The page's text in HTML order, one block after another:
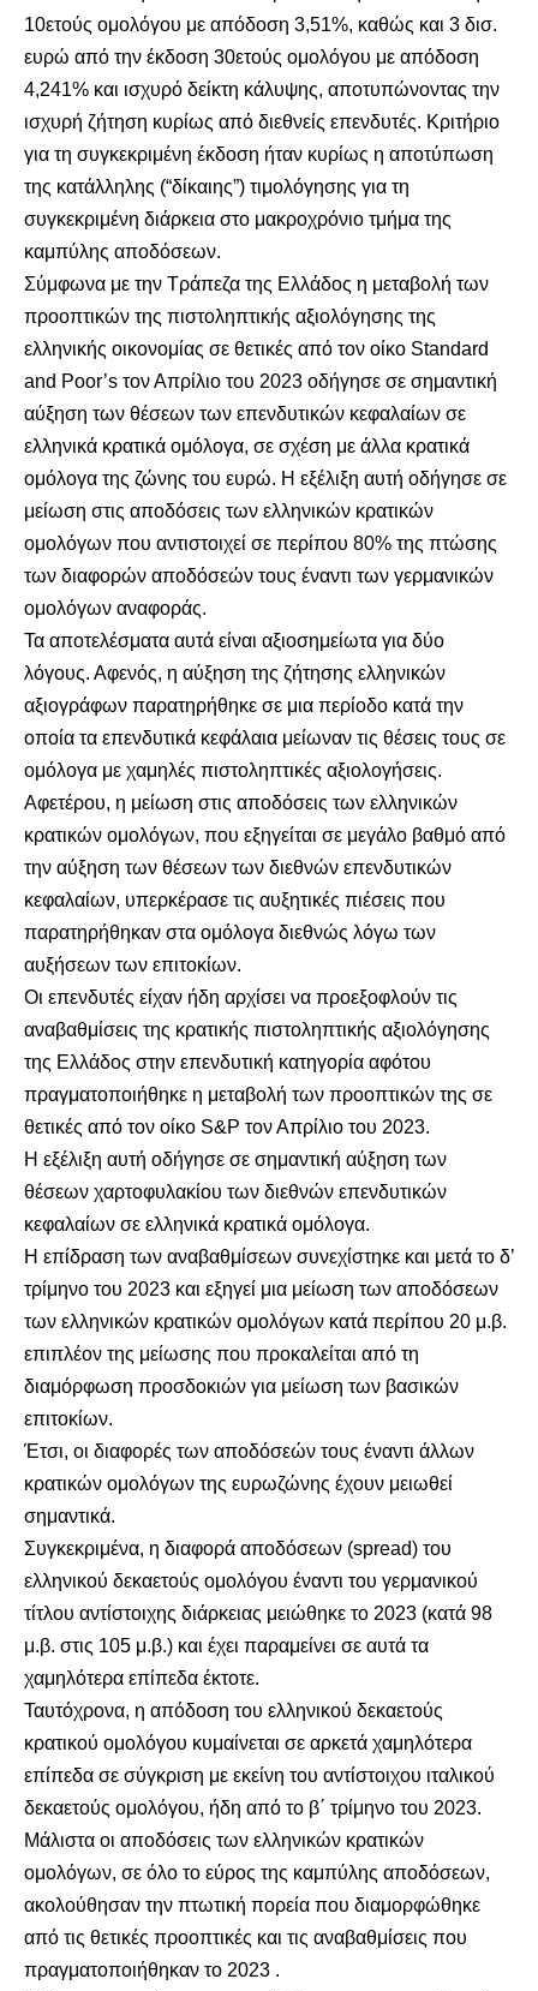
10ετούς ομολόγου με απόδοση 3,51%, καθώς και 3 δισ.
ευρώ από την έκδοση 30ετούς ομολόγου με απόδοση
4,241% και ισχυρό δείκτη κάλυψης, αποτυπώνοντας την
ισχυρή ζήτηση κυρίως από διεθνείς επενδυτές. Κριτήριο
για τη συγκεκριμένη έκδοση ήταν κυρίως η αποτύπωση
της κατάλληλης (“δίκαιης”) τιμολόγησης για τη
συγκεκριμένη διάρκεια στο μακροχρόνιο τμήμα της
καμπύλης αποδόσεων.
Σύμφωνα με την Τράπεζα της Ελλάδος η μεταβολή των
προοπτικών της πιστοληπτικής αξιολόγησης της
ελληνικής οικονομίας σε θετικές από τον οίκο Standard
and Poor’s τον Απρίλιο του 2023 οδήγησε σε σημαντική
αύξηση των θέσεων των επενδυτικών κεφαλαίων σε
ελληνικά κρατικά ομόλογα, σε σχέση με άλλα κρατικά
ομόλογα της ζώνης του ευρώ. Η εξέλιξη αυτή οδήγησε σε
μείωση στις αποδόσεις των ελληνικών κρατικών
ομολόγων που αντιστοιχεί σε περίπου 80% της πτώσης
των διαφορών αποδόσεών τους έναντι των γερμανικών
ομολόγων αναφοράς.
Τα αποτελέσματα αυτά είναι αξιοσημείωτα για δύο
λόγους. Αφενός, η αύξηση της ζήτησης ελληνικών
αξιογράφων παρατηρήθηκε σε μια περίοδο κατά την
οποία τα επενδυτικά κεφάλαια μείωναν τις θέσεις τους σε
ομόλογα με χαμηλές πιστοληπτικές αξιολογήσεις.
Αφετέρου, η μείωση στις αποδόσεις των ελληνικών
κρατικών ομολόγων, που εξηγείται σε μεγάλο βαθμό από
την αύξηση των θέσεων των διεθνών επενδυτικών
κεφαλαίων, υπερκέρασε τις αυξητικές πιέσεις που
παρατηρήθηκαν στα ομόλογα διεθνώς λόγω των
αυξήσεων των επιτοκίων.
Οι επενδυτές είχαν ήδη αρχίσει να προεξοφλούν τις
αναβαθμίσεις της κρατικής πιστοληπτικής αξιολόγησης
της Ελλάδος στην επενδυτική κατηγορία αφότου
πραγματοποιήθηκε η μεταβολή των προοπτικών της σε
θετικές από τον οίκο S&P τον Απρίλιο του 2023.
Η εξέλιξη αυτή οδήγησε σε σημαντική αύξηση των
θέσεων χαρτοφυλακίου των διεθνών επενδυτικών
κεφαλαίων σε ελληνικά κρατικά ομόλογα.
Η επίδραση των αναβαθμίσεων συνεχίστηκε και μετά το δ’
τρίμηνο του 2023 και εξηγεί μια μείωση των αποδόσεων
των ελληνικών κρατικών ομολόγων κατά περίπου 20 μ.β.
επιπλέον της μείωσης που προκαλείται από τη
διαμόρφωση προσδοκιών για μείωση των βασικών
επιτοκίων.
Έτσι, οι διαφορές των αποδόσεών τους έναντι άλλων
κρατικών ομολόγων της ευρωζώνης έχουν μειωθεί
σημαντικά.
Συγκεκριμένα, η διαφορά αποδόσεων (spread) του
ελληνικού δεκαετούς ομολόγου έναντι του γερμανικού
τίτλου αντίστοιχης διάρκειας μειώθηκε το 2023 (κατά 98
μ.β. στις 105 μ.β.) και έχει παραμείνει σε αυτά τα
χαμηλότερα επίπεδα έκτοτε.
Ταυτόχρονα, η απόδοση του ελληνικού δεκαετούς
κρατικού ομολόγου κυμαίνεται σε αρκετά χαμηλότερα
επίπεδα σε σύγκριση με εκείνη του αντίστοιχου ιταλικού
δεκαετούς ομολόγου, ήδη από το β΄ τρίμηνο του 2023.
Μάλιστα οι αποδόσεις των ελληνικών κρατικών
ομολόγων, σε όλο το εύρος της καμπύλης αποδόσεων,
ακολούθησαν την πτωτική πορεία που διαμορφώθηκε
από τις θετικές προοπτικές και τις αναβαθμίσεις που
πραγματοποιήθηκαν το 2023 .